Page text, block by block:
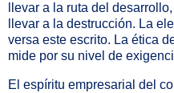
llevar a la ruta del
llevar a la destrucción. La
versa este escrito. La ética
mide por su nivel de
El espíritu empresarial del